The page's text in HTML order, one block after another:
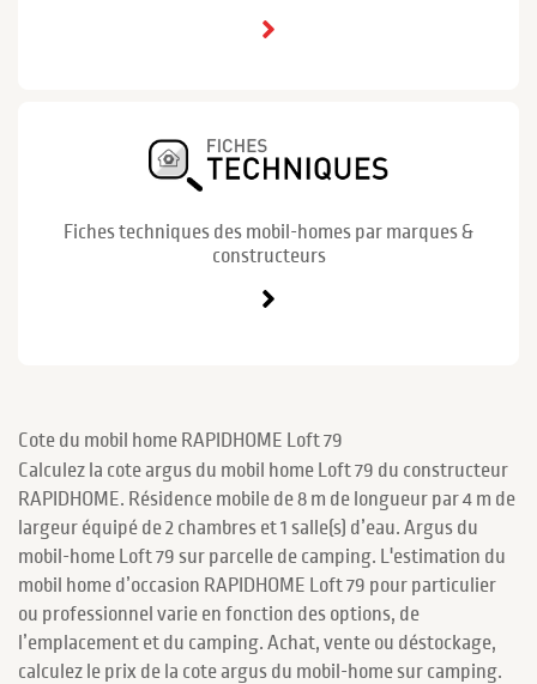
Fiches techniques des mobil-homes par marques &
constructeurs
Cote du mobil home RAPIDHOME Loft 79
Calculez la cote argus du mobil home Loft 79 du constructeur
RAPIDHOME. Résidence mobile de 8 m de longueur par 4 m de
largeur équipé de 2 chambres et 1 salle(s) d’eau. Argus du
mobil-home Loft 79 sur parcelle de camping. L'estimation du
mobil home d’occasion RAPIDHOME Loft 79 pour particulier
ou professionnel varie en fonction des options, de
l’emplacement et du camping. Achat, vente ou déstockage,
calculez le prix de la cote argus du mobil-home sur camping.